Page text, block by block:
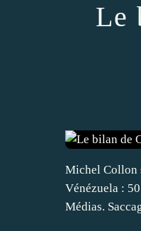
Le
Michel Collon
Vénézuela :
Médias.